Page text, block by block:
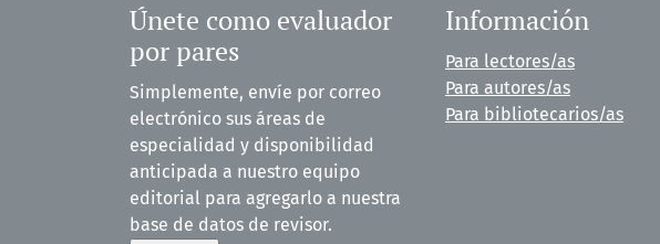
Únete como evaluador
por pares
Simplemente, envíe por correo
electrónico sus áreas de
especialidad y disponibilidad
anticipada a nuestro equipo
editorial para agregarlo a nuestra
base de datos de revisor.
Información
Para lectores/as
Para autores/as
Para bibliotecarios/as